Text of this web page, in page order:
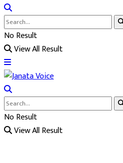
No Result
View All Result
No Result
View All Result